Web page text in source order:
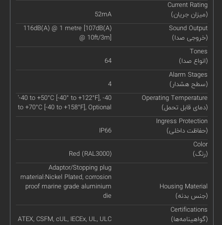
Current Rating
(میزان جریان)
52mA
Sound Output
(خروجی صدا)
116dB(A) @ 1 metre [107dB(A)
@ 10ft/3m]
Tones
(انواع صدا)
64
Alarm Stages
(سطح هشدار)
4
Operating Temperature
(دمای قابل تحمل)
'-40 to +50°C [-40° to +122°F], -40
to +70°C [-40 to +158°F], Optional
Ingress Protection
(حفاظت داخلی)
IP66
Color
(رنگ)
Red (RAL3000)
Housing Material
(جنس بدنه)
Adaptor/Stopping plug
material:Nickel Plated, corrosion
proof marine grade aluminium
die
Certifications
(گواهینامه‌ها)
ATEX, CSFM, cUL, IECEx, UL, ULC